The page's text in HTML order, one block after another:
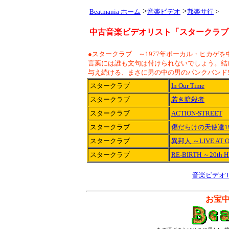
Beatmania ホーム >音楽ビデオ >邦楽サ行 >
中古音楽ビデオリスト「スタークラ
●スタークラブ ～1977年ボーカル・ヒカゲを
言葉には誰も文句は付けられないでしょう。
与え続ける、まさに男の中の男のパンクバン
スタークラブ
In Our Time
スタークラブ
若き暗殺者
スタークラブ
ACTION-STREET
スタークラブ
傷だらけの天使達
スタークラブ
異邦人 ～LIVE AT
スタークラブ
RE-BIRTH ～20th
音楽ビデオ
お宝